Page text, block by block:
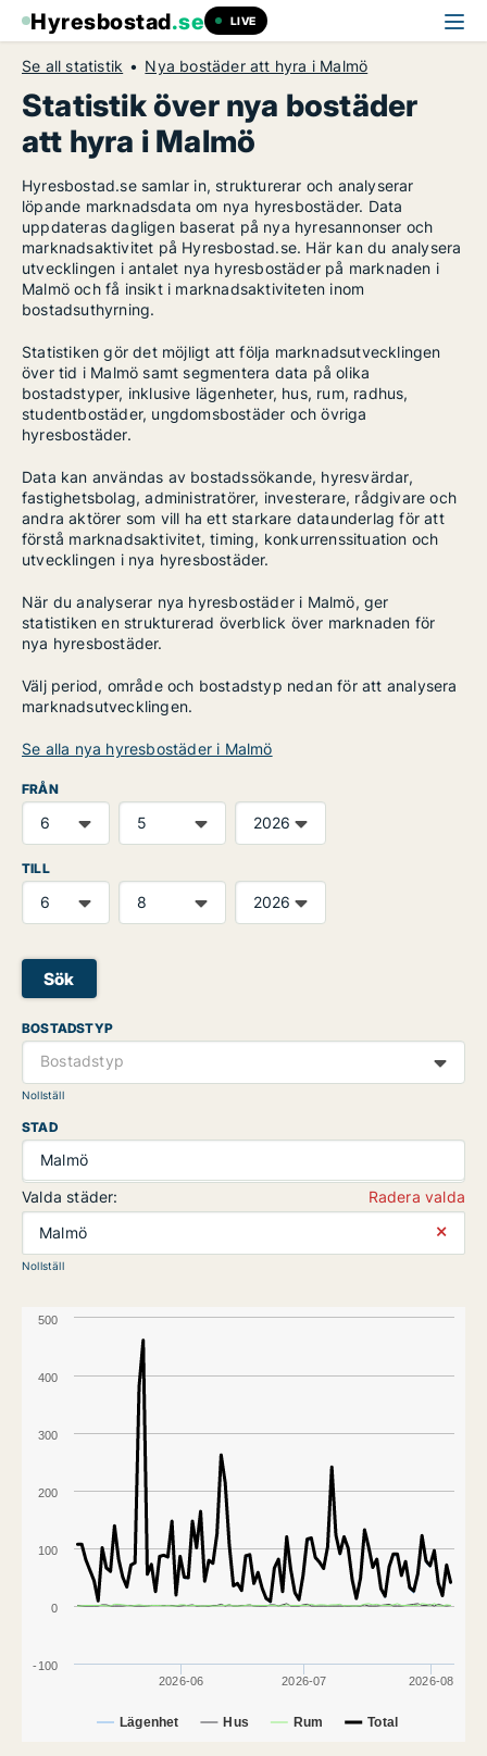
Hyresbostad.se LIVE
Se all statistik Nya bostäder att hyra i Malmö
Statistik över nya bostäder
att hyra i Malmö
Hyresbostad.se samlar in, strukturerar och analyserar
löpande marknadsdata om nya hyresbostäder. Data
uppdateras dagligen baserat på nya hyresannonser och
marknadsaktivitet på Hyresbostad.se. Här kan du analysera
utvecklingen i antalet nya hyresbostäder på marknaden i
Malmö och få insikt i marknadsaktiviteten inom
bostadsuthyrning.
Statistiken gör det möjligt att följa marknadsutvecklingen
över tid i Malmö samt segmentera data på olika
bostadstyper, inklusive lägenheter, hus, rum, radhus,
studentbostäder, ungdomsbostäder och övriga
hyresbostäder.
Data kan användas av bostadssökande, hyresvärdar,
fastighetsbolag, administratörer, investerare, rådgivare och
andra aktörer som vill ha ett starkare dataunderlag för att
förstå marknadsaktivitet, timing, konkurrenssituation och
utvecklingen i nya hyresbostäder.
När du analyserar nya hyresbostäder i Malmö, ger
statistiken en strukturerad överblick över marknaden för
nya hyresbostäder.
Välj period, område och bostadstyp nedan för att analysera
marknadsutvecklingen.
Se alla nya hyresbostäder i Malmö
FRÅN
TILL
Sök
BOSTADSTYP
Bostadstyp
Nollställ
STAD
Malmö
Valda städer:
Radera valda
Malmö
⨯
Nollställ
Lägenhet Hus Rum Total
2026-06 2026-07 2026-08
-100
0
100
200
300
400
500